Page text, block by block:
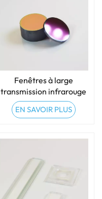
Fenêtres à large
transmission infrarouge
EN SAVOIR PLUS